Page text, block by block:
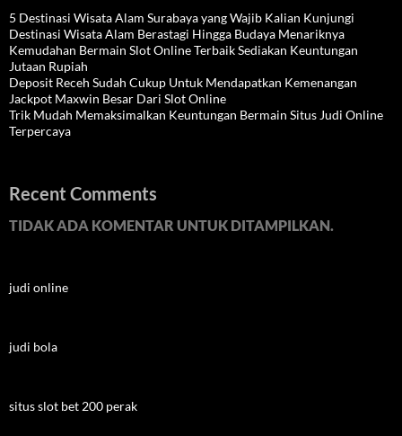
5 Destinasi Wisata Alam Surabaya yang Wajib Kalian Kunjungi
Destinasi Wisata Alam Berastagi Hingga Budaya Menariknya
Kemudahan Bermain Slot Online Terbaik Sediakan Keuntungan
Jutaan Rupiah
Deposit Receh Sudah Cukup Untuk Mendapatkan Kemenangan
Jackpot Maxwin Besar Dari Slot Online
Trik Mudah Memaksimalkan Keuntungan Bermain Situs Judi Online
Terpercaya
Recent Comments
TIDAK ADA KOMENTAR UNTUK DITAMPILKAN.
judi online
judi bola
situs slot bet 200 perak